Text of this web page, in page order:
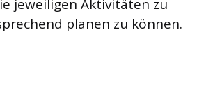
jeweiligen Aktivitäten zu
planen zu können.